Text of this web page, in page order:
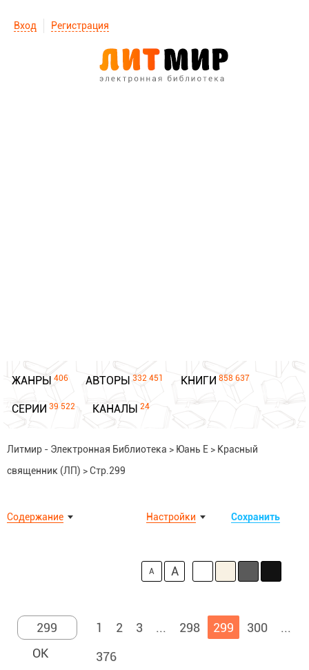
Вход Регистрация
ЖАНРЫ 406 АВТОРЫ 332 451 КНИГИ 858 637
СЕРИИ 39 522 КАНАЛЫ 24
Литмир - Электронная Библиотека > Юань Е > Красный
священник (ЛП) >Стр.299
Содержание Сохранить
Настройки
A A
1 2 3 ... 298 299 300
...
376